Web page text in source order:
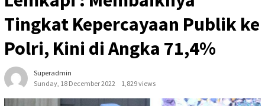
Tingkat Kepercayaan Publik ke
Polri, Kini di Angka 71,4%
Superadmin
Sunday, 18 December 2022
1,829 views